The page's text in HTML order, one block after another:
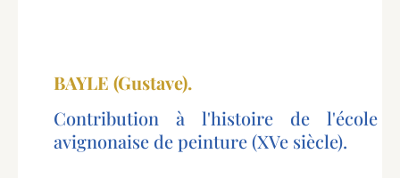
BAYLE (Gustave).
Contribution à l'histoire de l'école
avignonaise de peinture (XVe siècle).